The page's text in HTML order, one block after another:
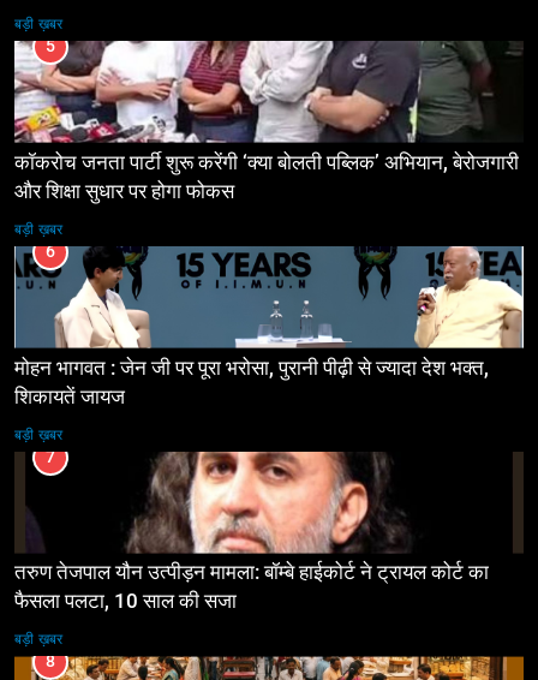
बड़ी ख़बर
5
कॉकरोच जनता पार्टी शुरू करेंगी ‘क्या बोलती पब्लिक’ अभियान, बेरोजगारी
और शिक्षा सुधार पर होगा फोकस
बड़ी ख़बर
6
मोहन भागवत : जेन जी पर पूरा भरोसा, पुरानी पीढ़ी से ज्यादा देश भक्त,
शिकायतें जायज
बड़ी ख़बर
7
तरुण तेजपाल यौन उत्पीड़न मामला: बॉम्बे हाईकोर्ट ने ट्रायल कोर्ट का
फैसला पलटा, 10 साल की सजा
बड़ी ख़बर
8